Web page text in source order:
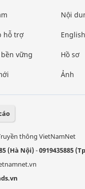
hỗ trợ
vững
Nội
English
Hồ sơ
Ảnh
thông VietNamNet
(Hà Nội)-0919435885